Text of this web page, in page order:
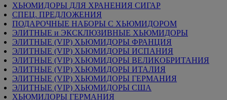
ХЬЮМИДОРЫ ДЛЯ ХРАНЕНИЯ СИГАР
СПЕЦ. ПРЕДЛОЖЕНИЯ
ПОДАРОЧНЫЕ НАБОРЫ С ХЬЮМИДОРОМ
ЭЛИТНЫЕ и ЭКСКЛЮЗИВНЫЕ ХЬЮМИДОРЫ
ЭЛИТНЫЕ (VIP) ХЬЮМИДОРЫ ФРАНЦИЯ
ЭЛИТНЫЕ (VIP) ХЬЮМИДОРЫ ИСПАНИЯ
ЭЛИТНЫЕ (VIP) ХЬЮМИДОРЫ ВЕЛИКОБРИТАНИЯ
ЭЛИТНЫЕ (VIP) ХЬЮМИДОРЫ ИТАЛИЯ
ЭЛИТНЫЕ (VIP) ХЬЮМИДОРЫ ГЕРМАНИЯ
ЭЛИТНЫЕ (VIP) ХЬЮМИДОРЫ США
ХЬЮМИДОРЫ ГЕРМАНИЯ